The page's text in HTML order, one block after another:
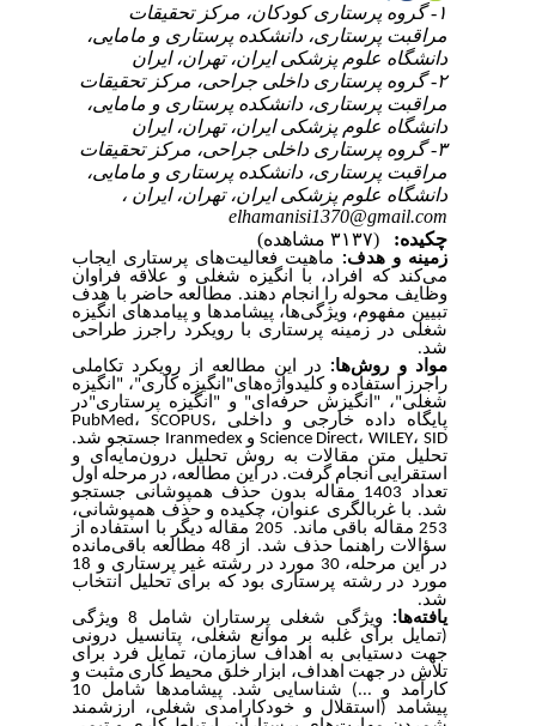
۱- گروه پرستاری کودکان، مرکز تحقیقات
مراقبت پرستاری، دانشکده پرستاری و مامایی،
دانشگاه علوم پزشکی ایران، تهران، ایران
۲- گروه پرستاری داخلی جراحی، مرکز تحقیقات
مراقبت پرستاری، دانشکده پرستاری و مامایی،
دانشگاه علوم پزشکی ایران، تهران، ایران
۳- گروه پرستاری داخلی جراحی، مرکز تحقیقات
مراقبت پرستاری، دانشکده پرستاری و مامایی،
دانشگاه علوم پزشکی ایران، تهران، ایران ،
elhamanisi1370@gmail.com
چکیده:
زمینه و هدف:ماهیت فعالیت‌های پرستاری ایجاب
می‌کند که افراد، با انگیزه شغلی و علاقه فراوان
وظایف محوله را انجام دهند. مطالعه حاضر با هدف
تبیین مفهوم، ویژگی‌ها، پیشامدها و پیامدهای انگیزه
شغلی در زمینه پرستاری با رویکرد راجرز طراحی
شد.
مواد و روش‌ها:در اینمطالعهاز رویکرد تکاملی
راجرز استفاده و کلیدواژه‌های"انگیزه کاری "، "انگیزه
شغلی"، "انگیزش حرفه‌ای" و "انگیزه پرستاری"در
پایگاه‌ داده خارجی و داخلی
PubMed ،SCOPUS
،
Science Direct،WILEY،SID و Iranmedexجستجو شد.
تحلیل متن مقالات به روش تحلیل درون‌مایه‌ای و
استقرایی انجام گرفت. در این مطالعه، در مرحله اول
تعداد 1403 مقاله بدون حذف همپوشانی جستجو
شد. با غربالگری عنوان، چکیده و حذف همپوشانی،
253 مقاله باقی ماند. 205 مقاله دیگر با استفاده از
سؤالات راهنما حذف شد. از 48 مطالعه باقی‌مانده
در این مرحله، 30 مورد در رشته غیر پرستاری و 18
مورد در رشته پرستاری بود که برای تحلیل انتخاب
شد.
یافته‌ها:
ویژگی شغلی پرستاران شامل 8 ویژگی
(تمایل برای غلبه بر موانع شغلی، پتانسیل درونی
جهت دستیابی به اهداف سازمان، تمایل فرد برای
تلاش در جهت اهداف، ابزار خلق محیط کاری مثبت و
کارآمد و ...) شناسایی شد. پیشامدها شامل 10
پیشامد (
استقلال و خودکارامدی شغلی، ارزشمند